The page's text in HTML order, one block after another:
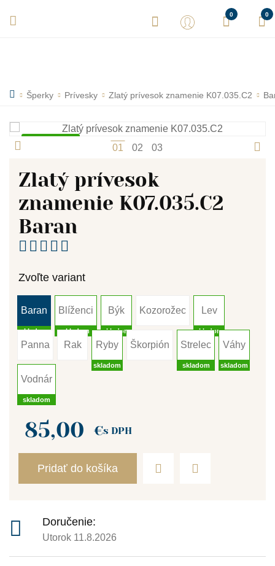
0 0
Šperky Prívesky Zlatý prívesok znamenie K07.035.C2
1 2 3
Zlatý prívesok
znamenie K07.035.C2
Baran
Zvoľte variant
Baran
skladom
Blíženci
skladom
Býk
skladom
Kozorožec Lev
skladom
Panna Rak Ryby
skladom
Škorpión Strelec
skladom
Váhy
skladom
Vodnár
skladom
85,00 €s DPH
Pridať do košíka
Doručenie:
Utorok 11.8.2026